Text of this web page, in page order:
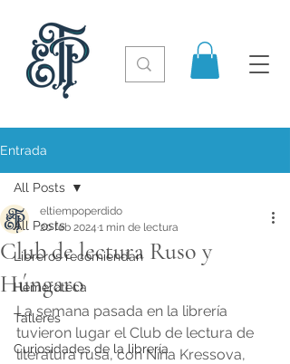
Entrada
All Posts
Libreros recomiendan
Hemeroteca
Talleres
Curiosidades de la librería
All Posts
Club de lectura Ruso y
Húngaro
eltiempoperdido
20 feb 2024 1 min de lectura
La semana pasada en la librería
tuvieron lugar el Club de lectura de
literatura rusa, con Nina Kressova,